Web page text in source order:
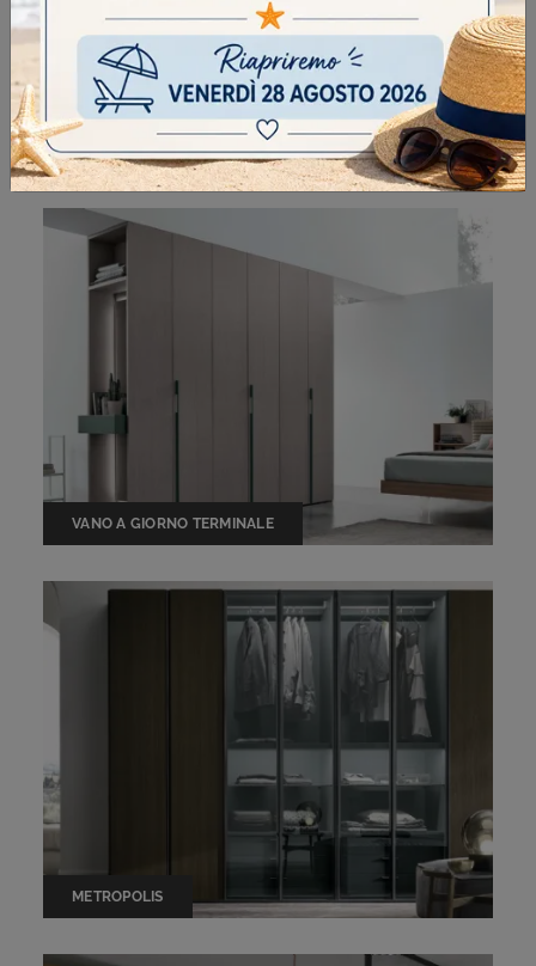
DORIS SCORREVOLE
VANO A GIORNO TERMINALE
METROPOLIS